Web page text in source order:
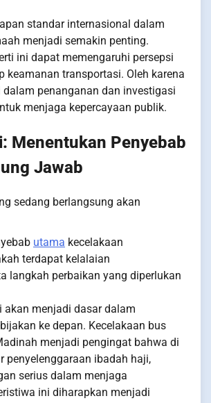
standar internasional dalam
menjadi semakin penting.
ini dapat memengaruhi persepsi
keamanan transportasi. Oleh karena
dalam penanganan dan investigasi
menjaga kepercayaan publik.
Menentukan Penyebab
Jawab
sedang berlangsung akan
utama kecelakaan
terdapat kelalaian
langkah perbaikan yang diperlukan
akan menjadi dasar dalam
ke depan. Kecelakaan bus
menjadi pengingat bahwa di
penyelenggaraan ibadah haji,
serius dalam menjaga
ini diharapkan menjadi